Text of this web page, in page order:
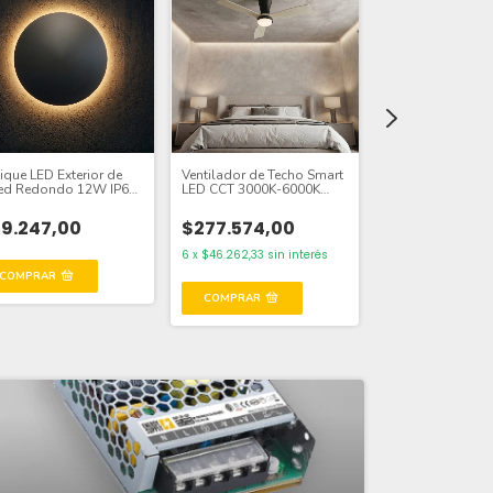
LED Exterior de
Redondo 12W IP65
Ventilador de Techo Smart
LED CCT 3000K-6000K
22W IP65 con Control
Remoto
$277.574,00
6 x $46.262,33 sin interés